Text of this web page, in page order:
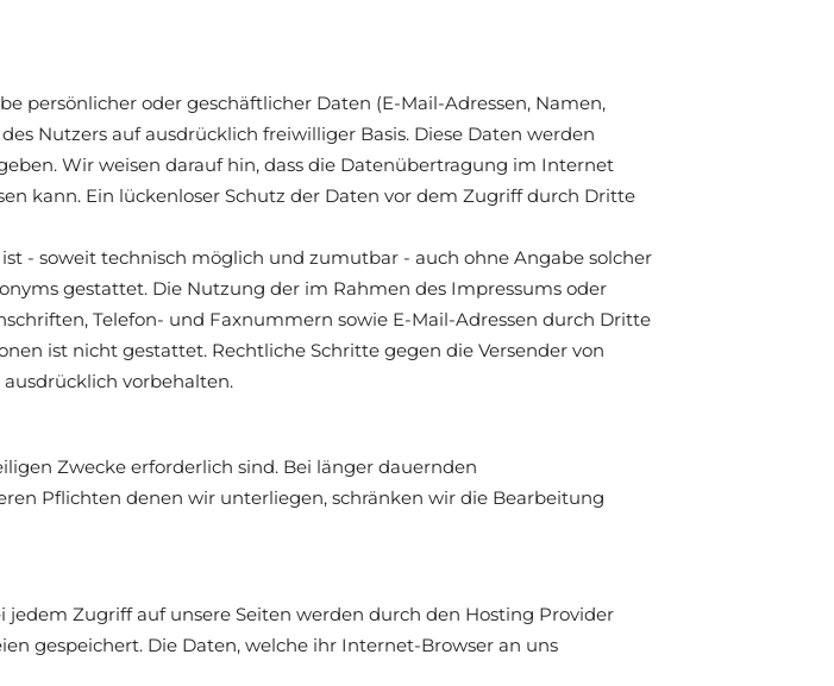
persönlicher oder geschäftlicher Daten (E-Mail-Adressen, Namen,
Nutzers auf ausdrücklich freiwilliger Basis. Diese Daten werden
Wir weisen darauf hin, dass die Datenübertragung im Internet
kann. Ein lückenloser Schutz der Daten vor dem Zugriff durch Dritte
- soweit technisch möglich und zumutbar - auch ohne Angabe solcher
gestattet. Die Nutzung der im Rahmen des Impressums oder
Telefon- und Faxnummern sowie E-Mail-Adressen durch Dritte
ist nicht gestattet. Rechtliche Schritte gegen die Versender von
ausdrücklich vorbehalten.
Zwecke erforderlich sind. Bei länger dauernden
Pflichten denen wir unterliegen, schränken wir die Bearbeitung
jedem Zugriff auf unsere Seiten werden durch den Hosting Provider
gespeichert. Die Daten, welche ihr Internet-Browser an uns